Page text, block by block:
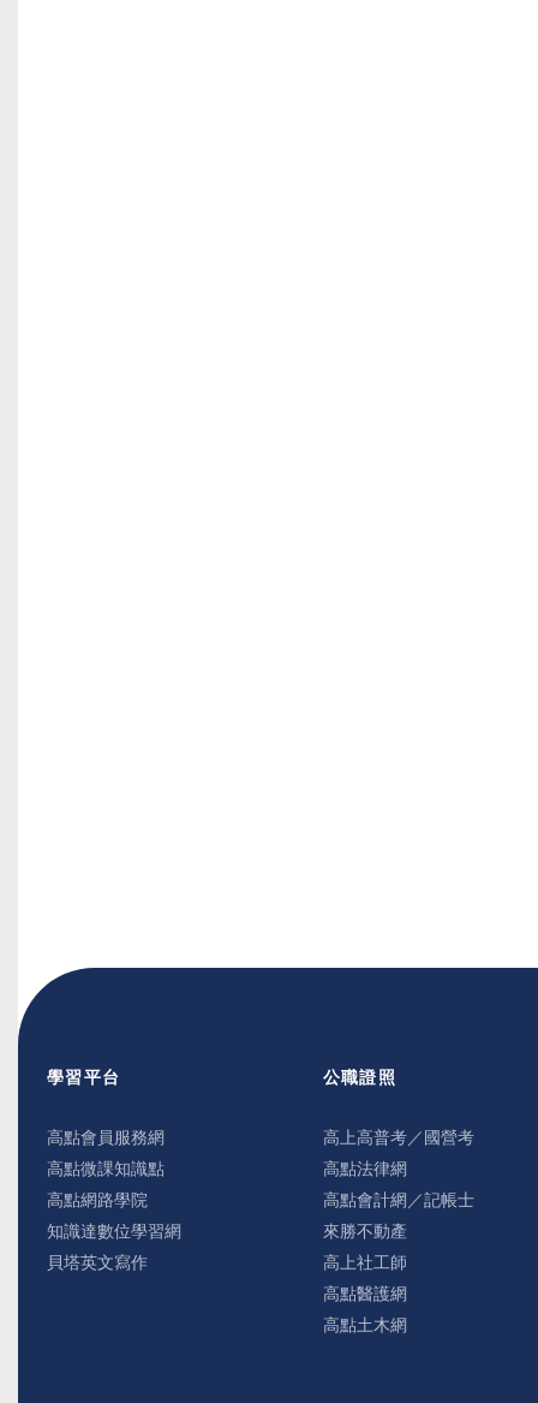
學習平台
高點會員服務網
高點微課知識點
高點網路學院
知識達數位學習網
貝塔英文寫作
公職證照
高上高普考／國營考
高點法律網
高點會計網／記帳士
來勝不動產
高上社工師
高點醫護網
高點土木網